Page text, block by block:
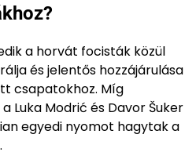
a horvát focisták közül
és jelentős hozzájárulása
csapatokhoz. Míg
Luka Modrić és Davor Šuker
egyedi nyomot hagytak a